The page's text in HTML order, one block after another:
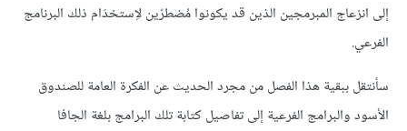
إلى انزعاج المبرمجين الذين قد يكونوا مُضطرّين لاِستخدَام ذلك البرنامج
الفرعي.
سأنتقل ببقية هذا الفصل من مجرد الحديث عن الفكرة العامة للصندوق
الأسود والبرامج الفرعية إلى تفاصيل كتابة تلك البرامج بلغة الجافا